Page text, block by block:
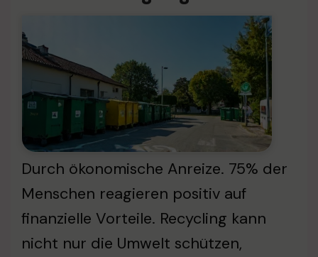
Durch ökonomische Anreize. 75% der
Menschen reagieren positiv auf
finanzielle Vorteile. Recycling kann
nicht nur die Umwelt schützen,